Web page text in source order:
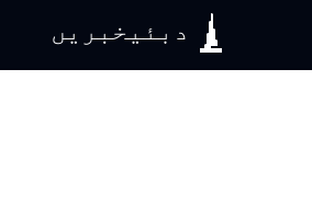
دبئیخبریں